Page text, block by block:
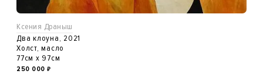
Ксения Драныш
Два клоуна, 2021
Холст, масло
77см x 97см
250 000 ₽